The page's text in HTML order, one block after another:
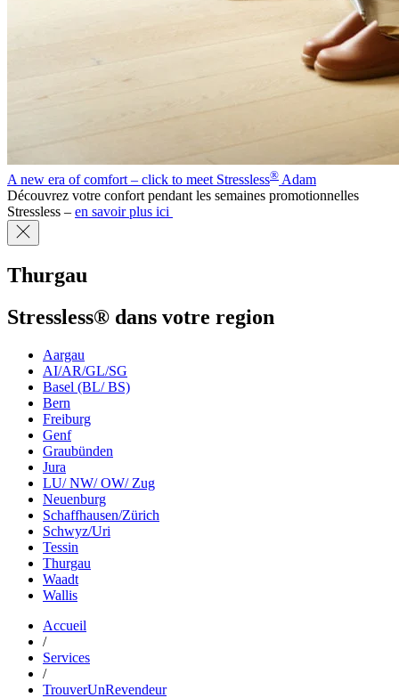
A new era of comfort – click to meet Stressless® Adam
Découvrez votre confort pendant les semaines promotionnelles
Stressless – en savoir plus ici
Thurgau
Stressless® dans votre region
Aargau
AI/AR/GL/SG
Basel (BL/ BS)
Bern
Freiburg
Genf
Graubünden
Jura
LU/ NW/ OW/ Zug
Neuenburg
Schaffhausen/Zürich
Schwyz/Uri
Tessin
Thurgau
Waadt
Wallis
Accueil
/
Services
/
TrouverUnRevendeur